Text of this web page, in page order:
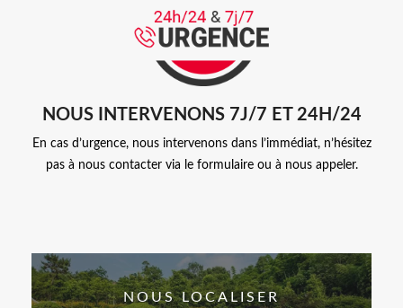
NOUS INTERVENONS 7J/7 ET 24H/24
En cas d’urgence, nous intervenons dans l’immédiat, n’hésitez
pas à nous contacter via le formulaire ou à nous appeler.
NOUS LOCALISER